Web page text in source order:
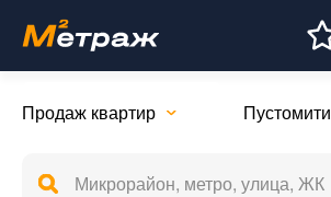
Продаж квартир Пустомити